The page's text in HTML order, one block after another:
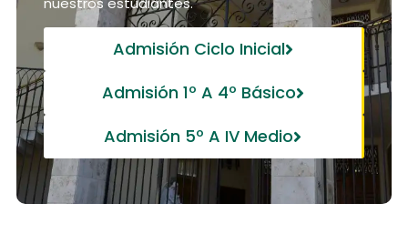
Admisión Ciclo Inicial
Admisión 1º A 4º Básico
Admisión 5º A IV Medio